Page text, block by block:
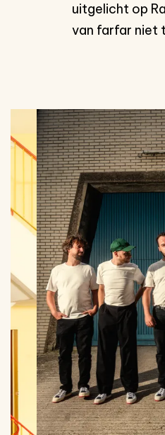
uitgelicht op
van farfar niet
Overslaan